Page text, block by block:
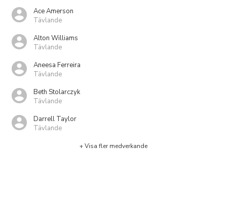
Ace Amerson
Tävlande
Alton Williams
Tävlande
Aneesa Ferreira
Tävlande
Beth Stolarczyk
Tävlande
Darrell Taylor
Tävlande
+ Visa fler medverkande